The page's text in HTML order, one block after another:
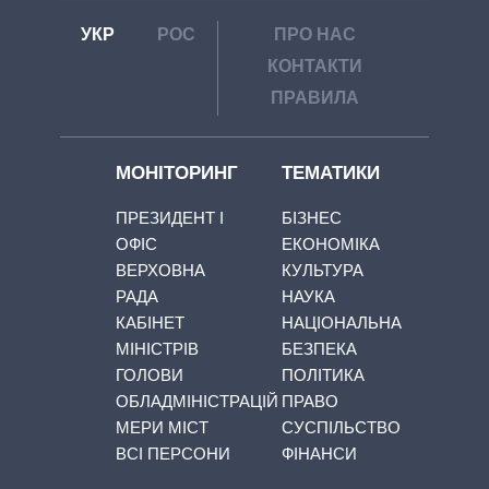
УКР РОС
ПРО НАС
КОНТАКТИ
ПРАВИЛА
МОНІТОРИНГ
ПРЕЗИДЕНТ І
ОФІС
ВЕРХОВНА
РАДА
КАБІНЕТ
МІНІСТРІВ
ГОЛОВИ
ОБЛАДМІНІСТРАЦІЙ
МЕРИ МІСТ
ВСІ ПЕРСОНИ
ТЕМАТИКИ
БІЗНЕС
ЕКОНОМІКА
КУЛЬТУРА
НАУКА
НАЦІОНАЛЬНА
БЕЗПЕКА
ПОЛІТИКА
ПРАВО
СУСПІЛЬСТВО
ФІНАНСИ